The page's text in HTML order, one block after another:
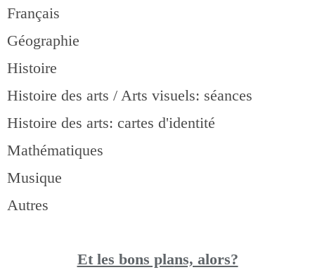
Français
Géographie
Histoire
Histoire des arts / Arts visuels: séances
Histoire des arts: cartes d'identité
Mathématiques
Musique
Autres
Et les bons plans, alors?